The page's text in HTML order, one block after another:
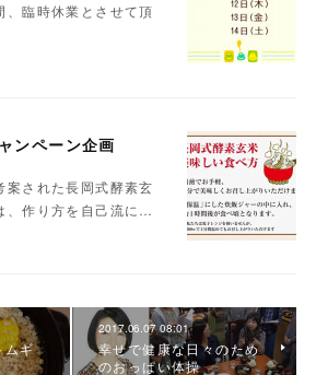
、臨時休業とさせて頂
ンペーン企画
案された長岡式酵素玄
、作り方を自己流に…
ムギ
2017.06.07 08:01
幸せで健康な日々のため
のおっぱい体操